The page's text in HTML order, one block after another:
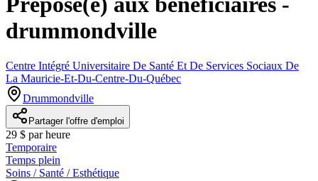
drummondville
Centre Intégré Universitaire De Santé Et De Services Sociaux De
La Mauricie-Et-Du-Centre-Du-Québec
Drummondville
Partager l'offre d'emploi
29 $ par heure
Temporaire
Temps plein
Soins / Santé / Esthétique